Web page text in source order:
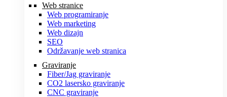
Web stranice
Web programiranje
Web marketing
Web dizajn
SEO
Održavanje web stranica
Graviranje
Fiber/Jag graviranje
CO2 lasersko graviranje
CNC graviranje